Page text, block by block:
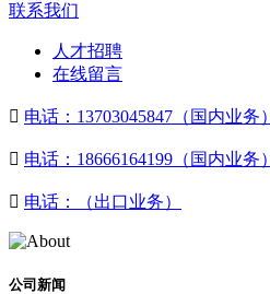
联系我们
人才招聘
在线留言
 电话：13703045847（国内业务）
 电话：18666164199（国内业务）
 电话：（出口业务）
公司新闻